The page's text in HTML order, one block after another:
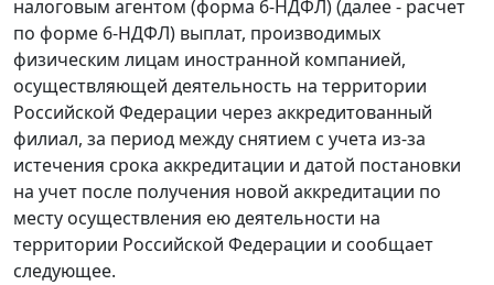
налоговым агентом (форма 6-НДФЛ) (далее - расчет
по форме 6-НДФЛ) выплат, производимых
физическим лицам иностранной компанией,
осуществляющей деятельность на территории
Российской Федерации через аккредитованный
филиал, за период между снятием с учета из-за
истечения срока аккредитации и датой постановки
на учет после получения новой аккредитации по
месту осуществления ею деятельности на
территории Российской Федерации и сообщает
следующее.